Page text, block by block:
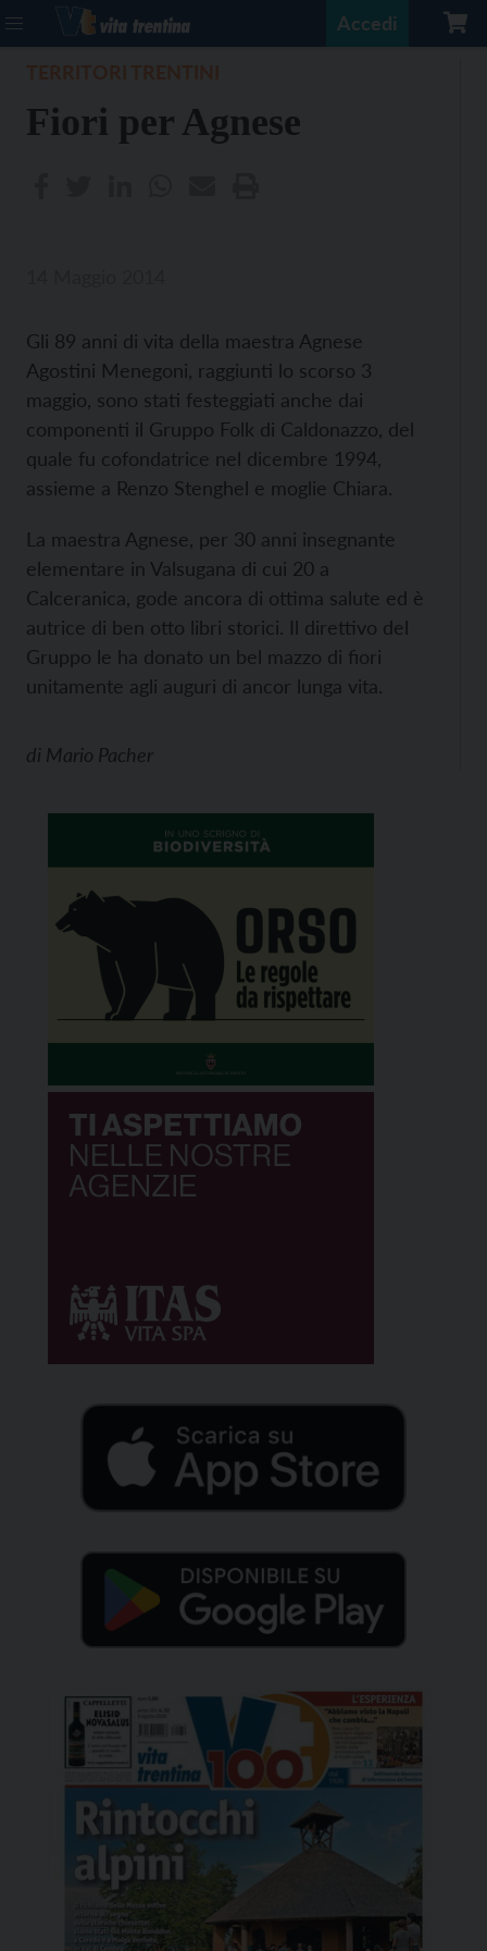
Accedi
Fiori per Agnese
Gli 89 anni di vita della maestra Agnese
Agostini Menegoni, raggiunti lo scorso 3
maggio, sono stati festeggiati anche dai
componenti il Gruppo Folk di Caldonazzo, del
quale fu cofondatrice nel dicembre 1994,
assieme a Renzo Stenghel e moglie Chiara.
La maestra Agnese, per 30 anni insegnante
elementare in Valsugana di cui 20 a
Calceranica, gode ancora di ottima salute ed è
autrice di ben otto libri storici. Il direttivo del
Gruppo le ha donato un bel mazzo di fiori
unitamente agli auguri di ancor lunga vita.
di Mario Pacher